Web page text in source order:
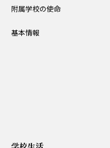
生活団活動
附属学校の使命
基本情報